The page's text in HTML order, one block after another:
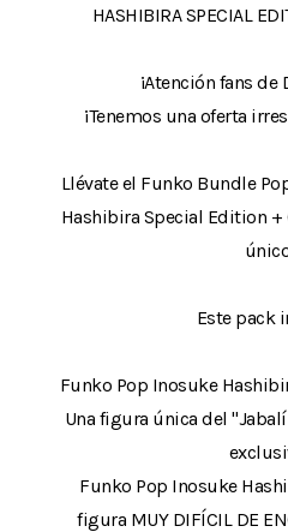
HASHIBIRA SPECIAL
¡Atención fans de
¡Tenemos una oferta
Llévate el Funko Bundle
Hashibira Special Edition +
Este pack
Funko Pop Inosuke
Una figura única del
Funko Pop Inosuke
figura MUY DIFÍCIL DE